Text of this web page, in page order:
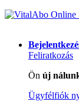
Feliratkozás
Ön új
Ügyfélfiók